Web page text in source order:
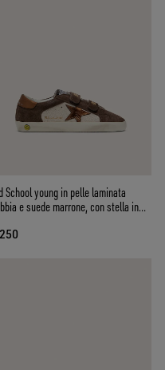
School young in pelle laminata
e suede marrone, con stella in